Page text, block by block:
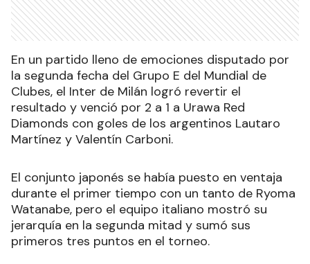
En un partido lleno de emociones disputado por
la segunda fecha del Grupo E del Mundial de
Clubes, el Inter de Milán logró revertir el
resultado y venció por 2 a 1 a Urawa Red
Diamonds con goles de los argentinos Lautaro
Martínez y Valentín Carboni.
El conjunto japonés se había puesto en ventaja
durante el primer tiempo con un tanto de Ryoma
Watanabe, pero el equipo italiano mostró su
jerarquía en la segunda mitad y sumó sus
primeros tres puntos en el torneo.